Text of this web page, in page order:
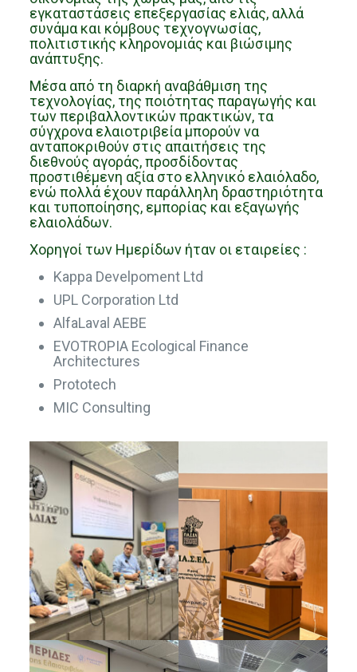
εγκαταστάσεις επεξεργασίας ελιάς, αλλά
συνάμα και κόμβους τεχνογνωσίας,
πολιτιστικής κληρονομιάς και βιώσιμης
ανάπτυξης.
Μέσα από τη διαρκή αναβάθμιση της
τεχνολογίας, της ποιότητας παραγωγής και
των περιβαλλοντικών πρακτικών, τα
σύγχρονα ελαιοτριβεία μπορούν να
ανταποκριθούν στις απαιτήσεις της
διεθνούς αγοράς, προσδίδοντας
προστιθέμενη αξία στο ελληνικό ελαιόλαδο,
ενώ πολλά έχουν παράλληλη δραστηριότητα
και τυποποίησης, εμπορίας και εξαγωγής
ελαιολάδων.
Χορηγοί των Ημερίδων ήταν οι εταιρείες :
Kappa Develpoment Ltd
UPL Corporation Ltd
AlfaLaval AEBE
EVOTROPIA Ecological Finance
Architectures
Prototech
MIC Consulting